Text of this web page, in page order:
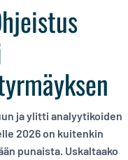
ja ylitti analyytikoiden
2026 on kuitenkin
punaista. Uskaltaako